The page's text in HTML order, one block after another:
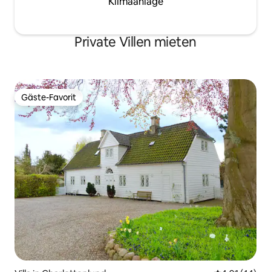
Private Villen mieten
Gäste-Favorit
Gäste-Favorit